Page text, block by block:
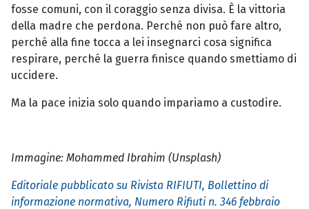
fosse comuni, con il coraggio senza divisa. È la vittoria
della madre che perdona. Perché non può fare altro,
perché alla fine tocca a lei insegnarci cosa significa
respirare, perché la guerra finisce quando smettiamo di
uccidere.
Ma la pace inizia solo quando impariamo a custodire.
Immagine: Mohammed Ibrahim (Unsplash)
Editoriale pubblicato su Rivista RIFIUTI, Bollettino di
informazione normativa, Numero Rifiuti n. 346 febbraio